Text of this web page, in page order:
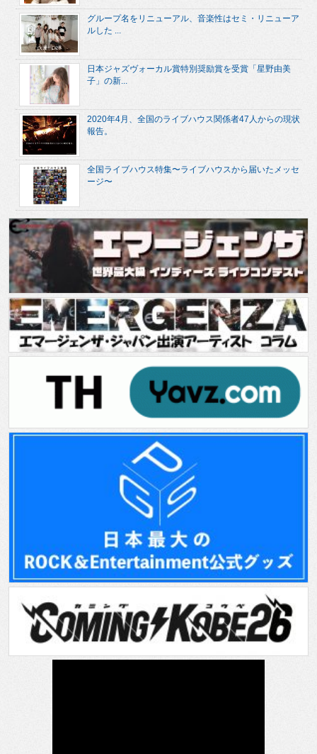
グループ名をリニューアル、音楽性はセミ・リニューア
ルした ...
日本ジャズヴォーカル賞特別奨励賞を受賞「星野由美
子」の新...
2020年4月、全国のライブハウス関係者47人からの現状
報告。
全国ライブハウス特集〜ライブハウスから届いたメッセ
ージ〜